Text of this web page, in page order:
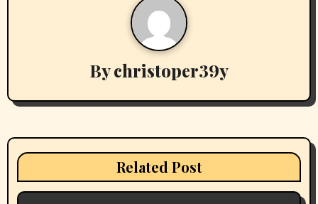
a
t
Bychristoper39y
Related Post